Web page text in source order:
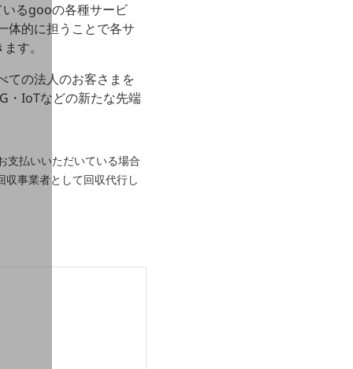
るgooの各種サービ
体的に担うことで各サ
す。
ての法人のお客さまを
・IoTなどの新たな先端
払いいただいている場合
事業者として回収代行し